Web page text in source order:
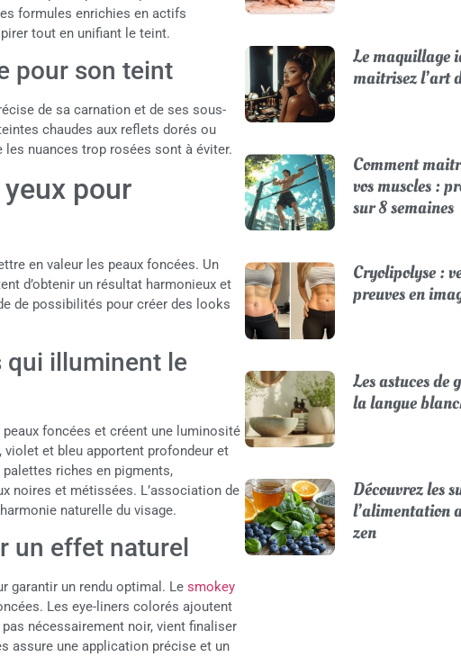
formules enrichies en actifs
tout en unifiant le teint.
pour son teint
de sa carnation et de ses sous-
chaudes aux reflets dorés ou
nuances trop rosées sont à éviter.
pour
en valeur les peaux foncées. Un
d’obtenir un résultat harmonieux et
de possibilités pour créer des looks
qui illuminent le
foncées et créent une luminosité
et bleu apportent profondeur et
riches en pigments,
noires et métissées. L’association de
naturelle du visage.
un effet naturel
garantir un rendu optimal. Le smokey
Les eye-liners colorés ajoutent
nécessairement noir, vient finaliser
assure une application précise et un
Le maquillage
maitrisez l’art
Comment
vos muscles :
sur 8 semaines
Cryolipolyse :
preuves en
Les astuces
la langue
Découvrez les
l’alimentation
zen